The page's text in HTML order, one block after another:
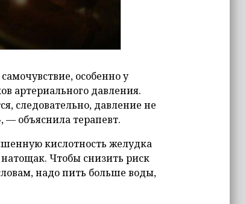
особенно у
артериального давления.
следовательно, давление не
— объяснила терапевт.
кислотность желудка
Чтобы снизить риск
надо пить больше воды,